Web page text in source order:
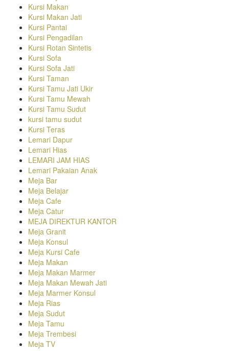
Kursi Makan
Kursi Makan Jati
Kursi Pantai
Kursi Pengadilan
Kursi Rotan Sintetis
Kursi Sofa
Kursi Sofa Jati
Kursi Taman
Kursi Tamu Jati Ukir
Kursi Tamu Mewah
Kursi Tamu Sudut
kursi tamu sudut
Kursi Teras
Lemari Dapur
Lemari Hias
LEMARI JAM HIAS
Lemari Pakaian Anak
Meja Bar
Meja Belajar
Meja Cafe
Meja Catur
MEJA DIREKTUR KANTOR
Meja Granit
Meja Konsul
Meja Kursi Cafe
Meja Makan
Meja Makan Marmer
Meja Makan Mewah Jati
Meja Marmer Konsul
Meja Rias
Meja Sudut
Meja Tamu
Meja Trembesi
Meja TV